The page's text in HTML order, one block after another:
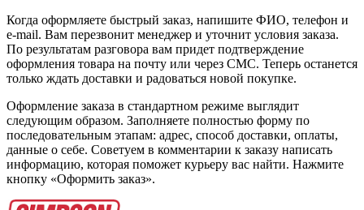
Когда оформляете быстрый заказ, напишите ФИО, телефон и
e-mail. Вам перезвонит менеджер и уточнит условия заказа.
По результатам разговора вам придет подтверждение
оформления товара на почту или через СМС. Теперь останется
только ждать доставки и радоваться новой покупке.
Оформление заказа в стандартном режиме выглядит
следующим образом. Заполняете полностью форму по
последовательным этапам: адрес, способ доставки, оплаты,
данные о себе. Советуем в комментарии к заказу написать
информацию, которая поможет курьеру вас найти. Нажмите
кнопку «Оформить заказ».